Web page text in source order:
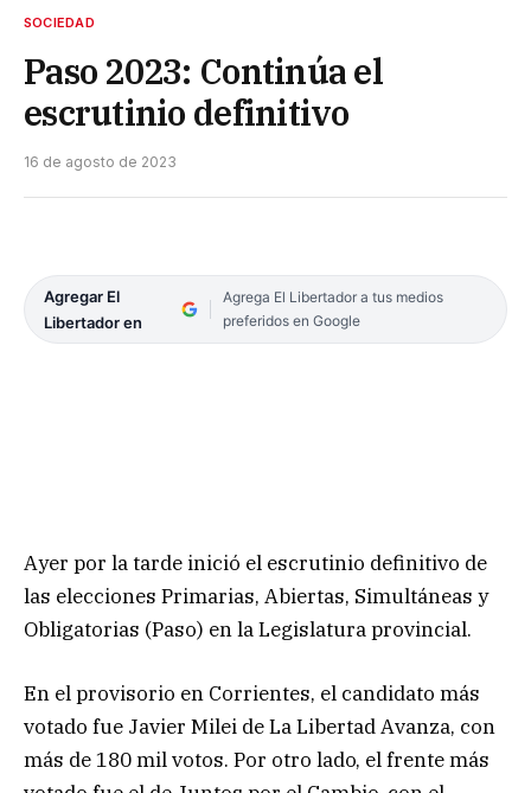
SOCIEDAD
Paso 2023: Continúa el
escrutinio definitivo
16 de agosto de 2023
Agregar El
Libertador en
Agrega El Libertador a tus medios
preferidos en Google
Ayer por la tarde inició el escrutinio definitivo de
las elecciones Primarias, Abiertas, Simultáneas y
Obligatorias (Paso) en la Legislatura provincial.
En el provisorio en Corrientes, el candidato más
votado fue Javier Milei de La Libertad Avanza, con
más de 180 mil votos. Por otro lado, el frente más